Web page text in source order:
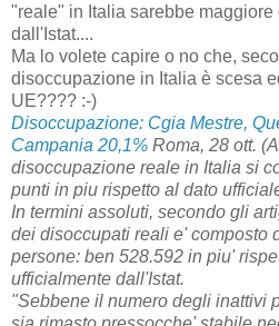
"reale" in Italia sarebbe
dall'Istat....
Ma lo volete capire o no che,
disoccupazione in Italia è scesa
UE???? :-)
Disoccupazione: Cgia Mestre,
Campania 20,1% Roma, 28 ott.
disoccupazione reale in Italia si
punti in piu rispetto al dato
In termini assoluti, secondo gli
dei disoccupati reali e' composto
persone: ben 528.592 in piu'
ufficialmente dall'Istat.
"Sebbene il numero degli inattivi